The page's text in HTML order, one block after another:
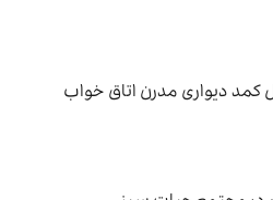
کمد دیواری مدرن اتاق خواب